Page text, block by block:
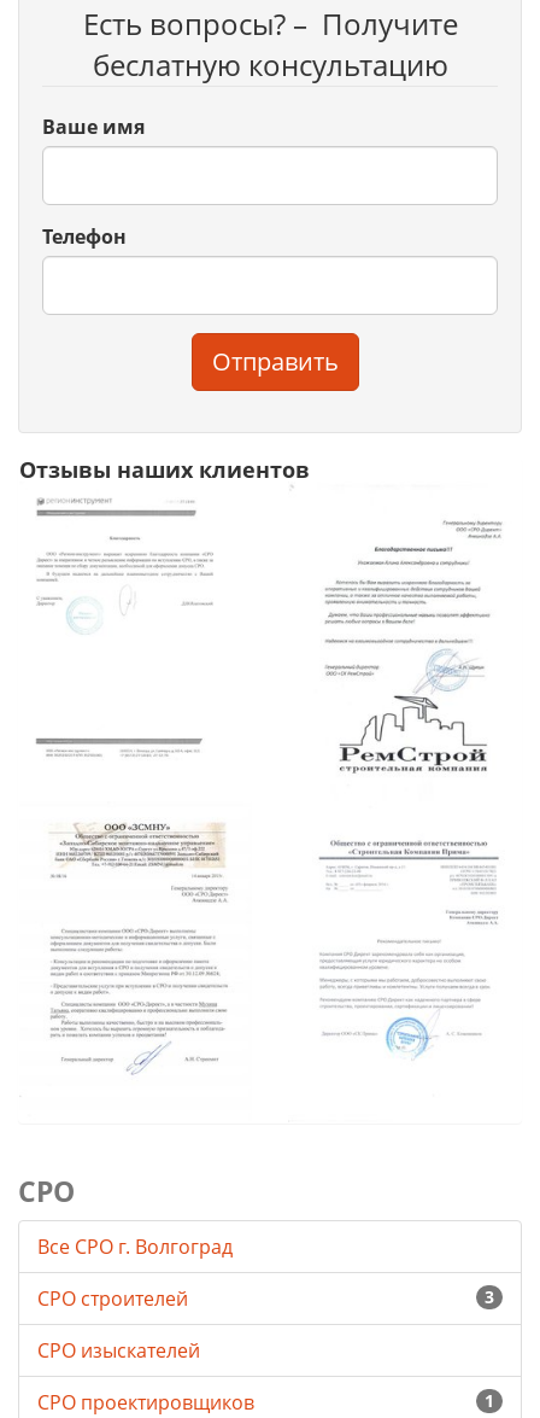
Есть вопросы? – Получите
беслатную консультацию
Ваше имя
Телефон
Отправить
Отзывы наших клиентов
СРО
Все СРО г. Волгоград
3
СРО строителей
СРО изыскателей
1
СРО проектировщиков